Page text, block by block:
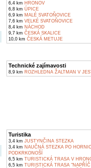
6,4 km HRONOV
6,8 km ÚPICE
6,9 km MALÉ SVATOŇOVICE
7,6 km VELKÉ SVATOŇOVICE
8,4 km NÁCHOD
9,7 km ČESKÁ SKALICE
10,0 km ČESKÁ METUJE
Technické zajímavosti
8,9 km ROZHLEDNA ŽALTMAN V
Turistika
3,4 km JUSTYNČINA STEZKA
3,4 km NAUČNÁ STEZKA PO
PODKRKONOŠÍ
6,5 km TURISTICKÁ TRASA V
6,5 km TURISTICKÁ TRASA